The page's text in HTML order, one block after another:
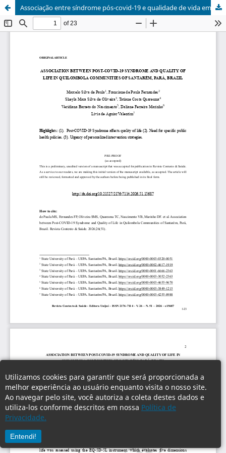
Utilizamos cookies para garantir que será proporcionada a
melhor experiência ao usuário enquanto visita o nosso site.
Ao navegar pelo site, você autoriza a coleta destes dados e
utiliza-los conforme descritos em nossa Política de
Privacidade.
Entendi!
Associação entre síndrome pós-covid-19 e qualidade de vida em comunidades quilombolas de Santarém, Pará, Brasil